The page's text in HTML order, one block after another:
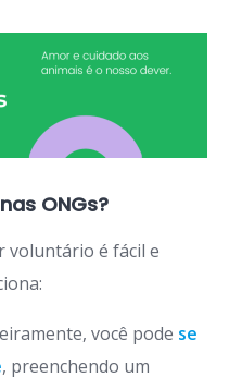
ONGs?
voluntário é fácil e
você pode se
, preenchendo um